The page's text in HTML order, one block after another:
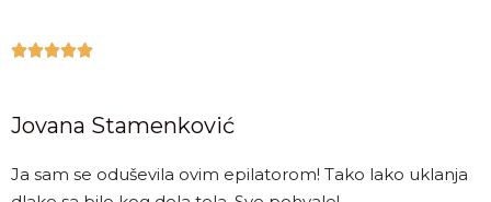

Jovana Stamenković
Ja sam se oduševila ovim epilatorom! Tako lako uklanja